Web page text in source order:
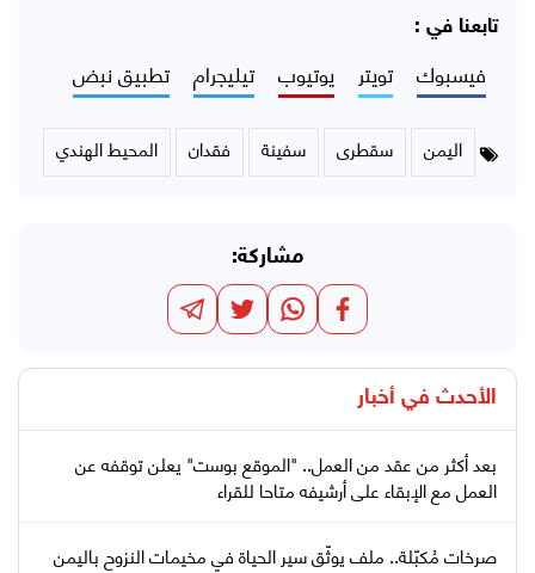
تابعنا في :
فيسبوك تويتر يوتيوب تيليجرام تطبيق نبض
اليمن سقطرى سفينة فقدان المحيط الهندي
مشاركة:
الأحدث في أخبار
بعد أكثر من عقد من العمل.. "الموقع بوست" يعلن توقفه عن
العمل مع الإبقاء على أرشيفه متاحا للقراء
صرخات مُكبّلة.. ملف يوثّق سير الحياة في مخيمات النزوح باليمن